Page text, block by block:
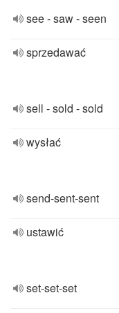
see - saw - seen
sprzedawać
sell - sold - sold
wysłać
send-sent-sent
ustawić
set-set-set